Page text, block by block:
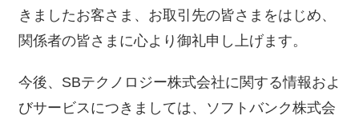
きましたお客さま、お取引先の皆さまをはじめ、
関係者の皆さまに心より御礼申し上げます。
今後、SBテクノロジー株式会社に関する情報およ
びサービスにつきましては、ソフトバンク株式会